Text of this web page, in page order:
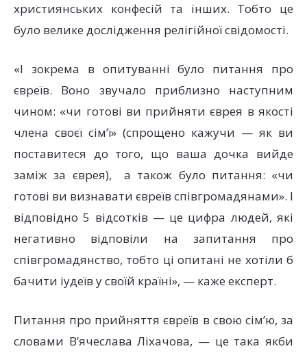
християнських конфесій та інших. Тобто це
було велике дослідження релігійної свідомості.
«І зокрема в опитуванні було питання про
євреїв. Воно звучало приблизно наступним
чином: «чи готові ви прийняти єврея в якості
члена своєї сім’ї» (спрощено кажучи — як ви
поставитеся до того, що ваша дочка вийде
заміж за єврея), а також було питання: «чи
готові ви визнавати євреїв співгромадянами». І
відповідно 5 відсотків — це цифра людей, які
негативно відповіли на запитання про
співгромадянство, тобто ці опитані не хотіли б
бачити іудеїв у своїй країні», — каже експерт.
Питання про прийняття євреїв в свою сім’ю, за
словами В’ячеслава Ліхачова, — це така якби